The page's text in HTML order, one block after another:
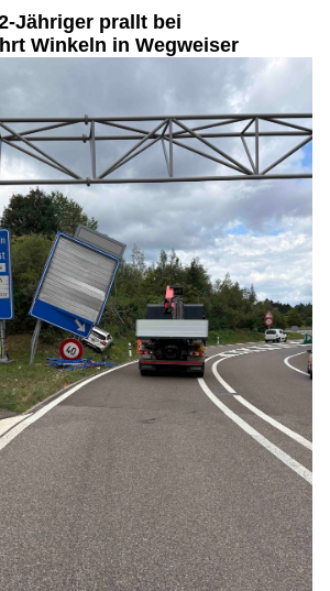
Jähriger prallt bei
Winkeln in Wegweiser